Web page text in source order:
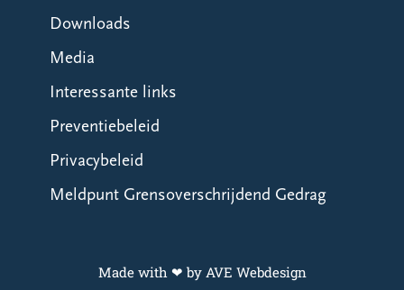
Downloads
Media
Interessante links
Preventiebeleid
Privacybeleid
Meldpunt Grensoverschrijdend Gedrag
Made with ❤ by AVE Webdesign